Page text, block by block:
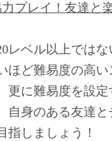
プレイ！友達と
レベル以上ではな
ほど難易度の高い
更に難易度を設
自身のある友達と
指しましょう！